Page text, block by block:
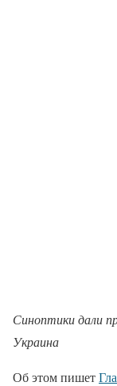
Синоптики дали
Украина
Об этом пишет